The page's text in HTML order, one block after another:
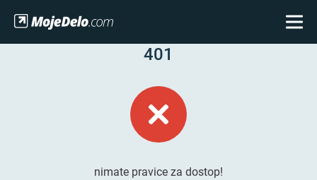
401
nimate pravice za dostop!